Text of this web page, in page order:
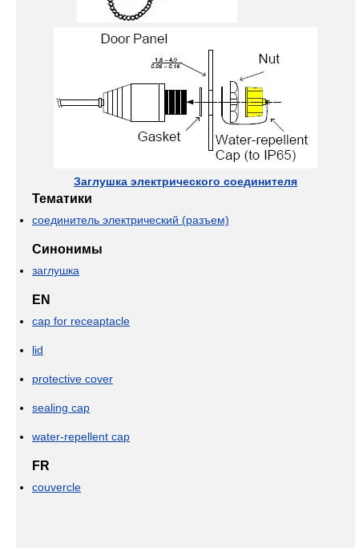
Заглушка электрического соединителя
Тематики
соединитель электрический (разъем)
Синонимы
заглушка
EN
cap for receaptacle
lid
protective cover
sealing cap
water-repellent cap
FR
couvercle